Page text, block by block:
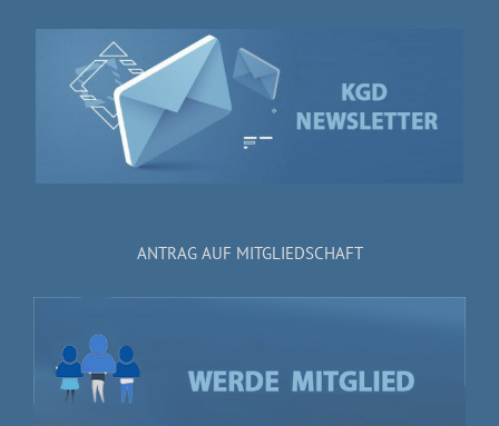
ANTRAG AUF MITGLIEDSCHAFT